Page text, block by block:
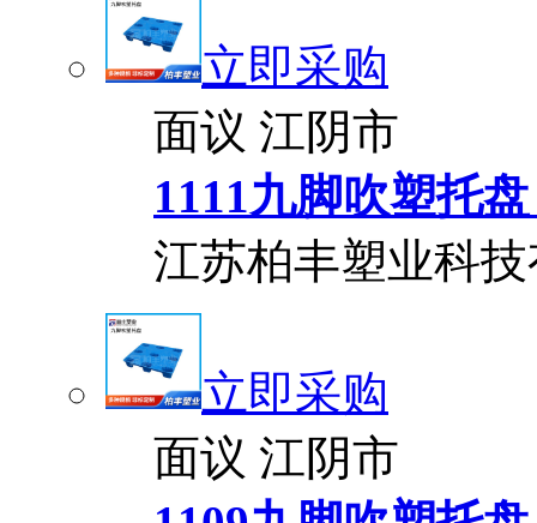
立即采购
面议 江阴市
1111九脚吹塑托
江苏柏丰塑业科
立即采购
面议 江阴市